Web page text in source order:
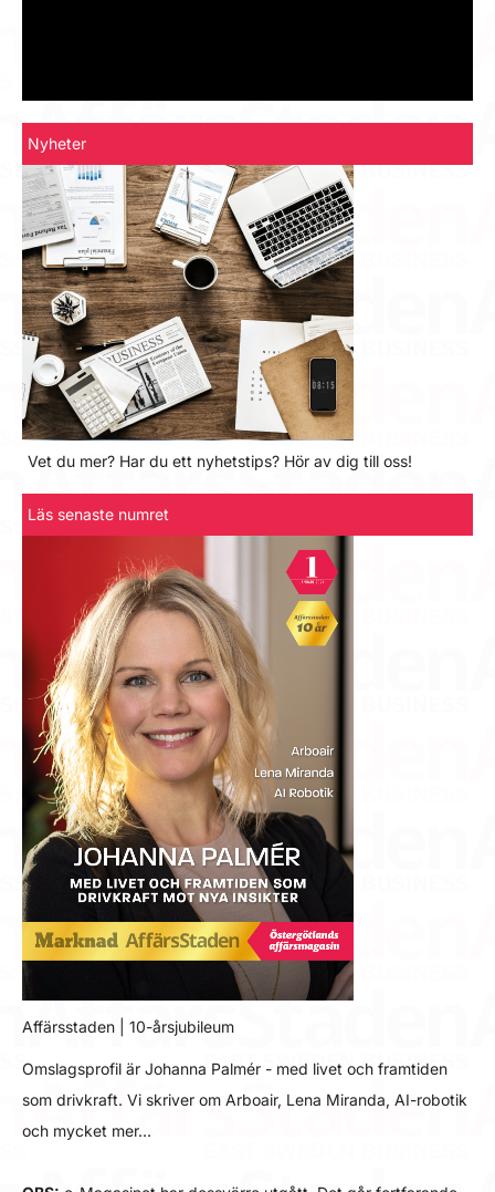
Nyheter
Vet du mer? Har du ett nyhetstips? Hör av dig till oss!
Läs senaste numret
Affärsstaden | 10-årsjubileum
Omslagsprofil är Johanna Palmér - med livet och framtiden
som drivkraft. Vi skriver om Arboair, Lena Miranda, AI-robotik
och mycket mer…